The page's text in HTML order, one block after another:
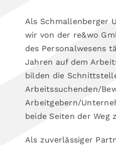
Als Schmallenberger
wir von der re&wo
des Personalwesens
Jahren auf dem
bilden die
Arbeitssuchenden/
Arbeitgebern/
beide Seiten der Weg
Als zuverlässiger